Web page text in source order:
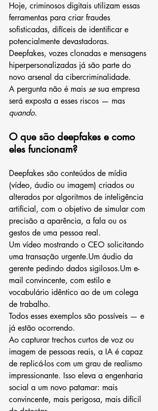
Hoje, criminosos digitais utilizam essas
ferramentas para criar fraudes
sofisticadas, difíceis de identificar e
potencialmente devastadoras.
Deepfakes, vozes clonadas e mensagens
hiperpersonalizadas já são parte do
novo arsenal da cibercriminalidade.
A pergunta não é mais se sua empresa
será exposta a esses riscos — mas
quando.
O que são deepfakes e como
eles funcionam?
Deepfakes são conteúdos de mídia
(vídeo, áudio ou imagem) criados ou
alterados por algoritmos de inteligência
artificial, com o objetivo de simular com
precisão a aparência, a fala ou os
gestos de uma pessoa real.
Um vídeo mostrando o CEO solicitando
uma transação urgente.Um áudio da
gerente pedindo dados sigilosos.Um e-
mail convincente, com estilo e
vocabulário idêntico ao de um colega
de trabalho.
Todos esses exemplos são possíveis — e
já estão ocorrendo.
Ao capturar trechos curtos de voz ou
imagem de pessoas reais, a IA é capaz
de replicá-los com um grau de realismo
impressionante. Isso eleva a engenharia
social a um novo patamar: mais
convincente, mais perigosa, mais difícil